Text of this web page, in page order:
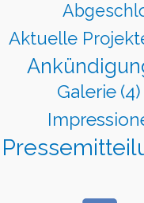
Aktuelle
Galerie (4)